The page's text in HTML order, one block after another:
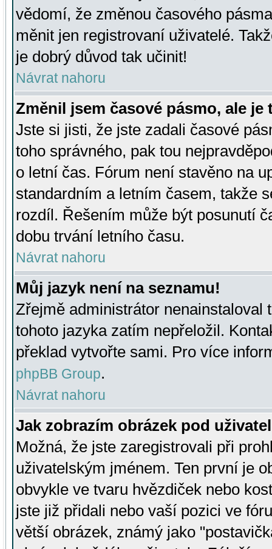
vědomí, že změnou časového
měnit jen registrovaní uživatelé.
je dobrý důvod tak učinit!
Návrat nahoru
Změnil jsem časové pásmo, ale je
Jste si jisti, že jste zadali časové
toho správného, pak tou
o letní čas. Fórum není stavěno na
standardním a letním časem, takže
rozdíl. Řešením může být posunutí
dobu trvání letního času.
Návrat nahoru
Můj jazyk není na seznamu!
Zřejmě administrátor nenainstaloval
tohoto jazyka zatím nepřeložil.
překlad vytvořte sami. Pro více
phpBB Group.
Návrat nahoru
Jak zobrazím obrázek pod
Možná, že jste zaregistrovali při
uživatelským jménem. Ten první je
obvykle ve tvaru hvězdiček nebo
jste již přidali nebo vaší pozici ve
větší obrázek, známý jako